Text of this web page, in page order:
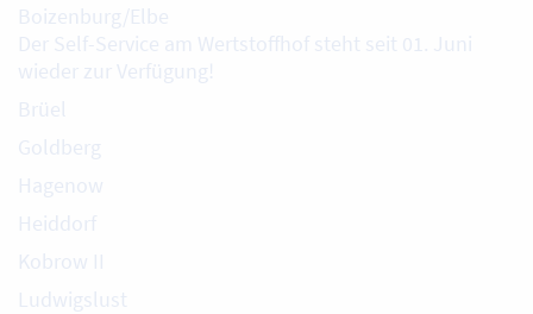
Boizenburg/Elbe
Der Self-Service am Wertstoffhof steht seit 01. Juni
wieder zur Verfügung!
Brüel
Goldberg
Hagenow
Heiddorf
Kobrow II
Ludwigslust